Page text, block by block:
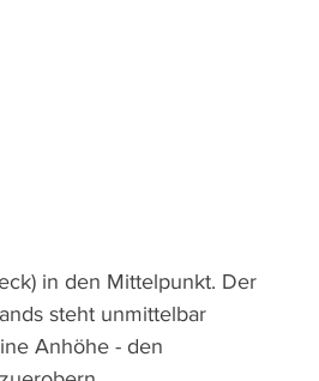
in den Mittelpunkt. Der
steht unmittelbar
Anhöhe - den